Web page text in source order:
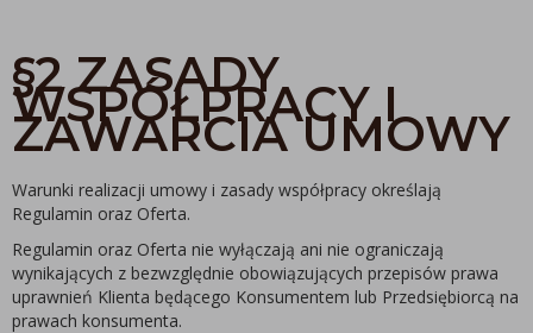
§2 ZASADY
WSPÓŁPRACY I
ZAWARCIA UMOWY
Warunki realizacji umowy i zasady współpracy określają
Regulamin oraz Oferta.
Regulamin oraz Oferta nie wyłączają ani nie ograniczają
wynikających z bezwzględnie obowiązujących przepisów prawa
uprawnień Klienta będącego Konsumentem lub Przedsiębiorcą na
prawach konsumenta.